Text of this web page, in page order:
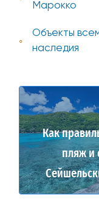
Марокко
Объекты
наследия
Как
пляж и